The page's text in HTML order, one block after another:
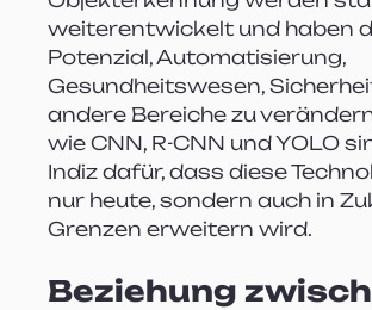
weiterentwickelt und haben
Potenzial, Automatisierung,
Gesundheitswesen,
andere Bereiche zu
wie CNN, R-CNN und YOLO
Indiz dafür, dass diese
nur heute, sondern auch in
Grenzen erweitern wird.
Beziehung